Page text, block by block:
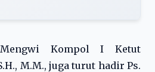
Kompol I Ketut
M.M., juga turut hadir Ps.